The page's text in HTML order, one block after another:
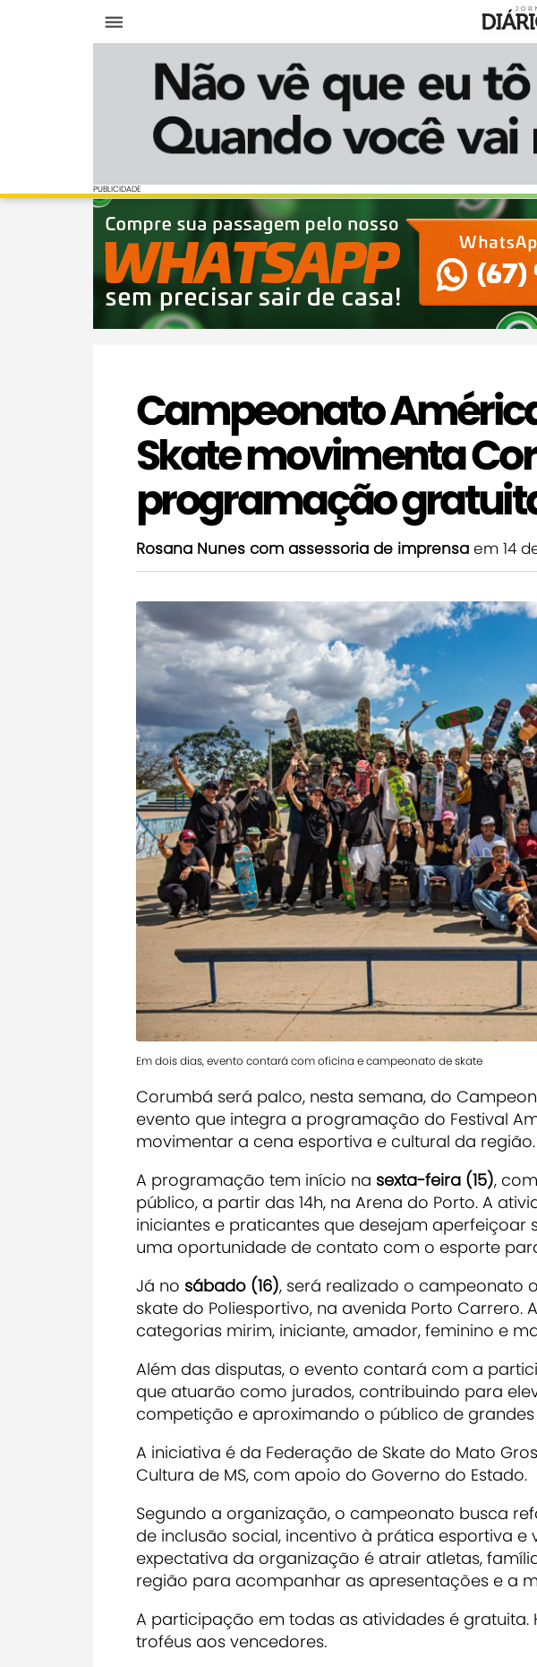
PUBLICIDADE
PUBLICIDADE
Campeonato
Skate movimenta
programação
Rosana Nunes com assessoria de imprensa em 14
Em dois dias, evento contará com oficina e campeonato de skate
Corumbá será palco, nesta semana, do
evento que integra a programação do Festival
movimentar a cena esportiva e cultural da região.
A programação tem início na sexta-feira (15),
público, a partir das 14h, na Arena do Porto. A
iniciantes e praticantes que desejam aperfeiçoar
uma oportunidade de contato com o esporte
Já no sábado (16), será realizado o campeonato
skate do Poliesportivo, na avenida Porto
categorias mirim, iniciante, amador, feminino e
Além das disputas, o evento contará com a
que atuarão como jurados, contribuindo para
competição e aproximando o público de
A iniciativa é da Federação de Skate do Mato
Cultura de MS, com apoio do Governo do Estado.
Segundo a organização, o campeonato busca
de inclusão social, incentivo à prática esportiva
expectativa da organização é atrair atletas,
região para acompanhar as apresentações e a
A participação em todas as atividades é
troféus aos vencedores.